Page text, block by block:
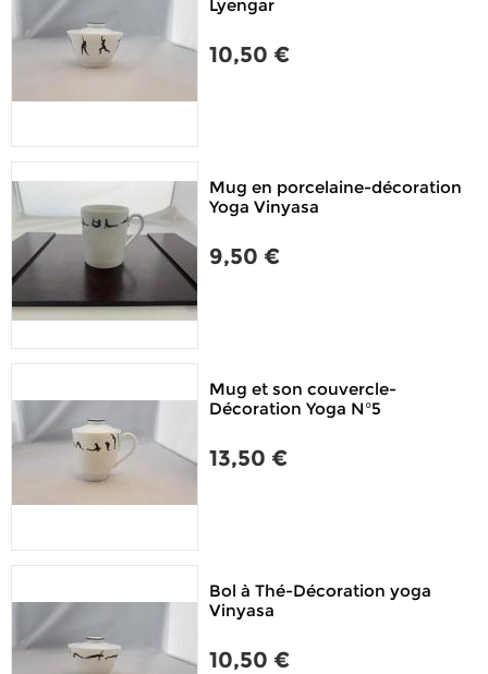
Lyengar
10,50 €
Mug en porcelaine-décoration
Yoga Vinyasa
9,50 €
Mug et son couvercle-
Décoration Yoga N°5
13,50 €
Bol à Thé-Décoration yoga
Vinyasa
10,50 €